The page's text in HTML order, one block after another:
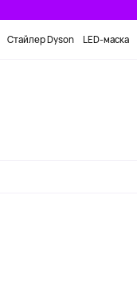
Стайлер Dyson LED-маска